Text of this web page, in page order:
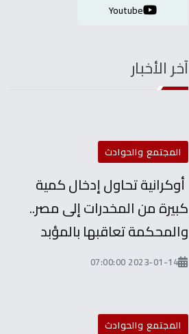
Youtube
آخر الأخبار
المجتمع والحوادث
أوكرانية تحاول إدخال كمية
كبيرة من المخدرات إلى مصر..
والمحكمة تعاقبها بالمؤبد
2023-01-14 07:00:00
المجتمع والحوادث